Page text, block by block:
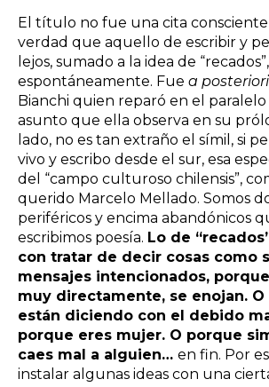
El título no fue una cita consciente
verdad que aquello de escribir y
lejos, sumado a la idea de
espontáneamente. Fue a posteriori
Bianchi quien reparó en el paralelo
asunto que ella observa en su
lado, no es tan extraño el símil, si
vivo y escribo desde el sur, esa
del “campo culturoso chilensis”,
querido Marcelo Mellado. Somos
periféricos y encima abandónicos
escribimos poesía. Lo de
con tratar de decir cosas como
mensajes intencionados,
muy directamente, se enojan.
están diciendo con el debido
porque eres mujer. O porque
caes mal a alguien… en fin. Por
instalar algunas ideas con una